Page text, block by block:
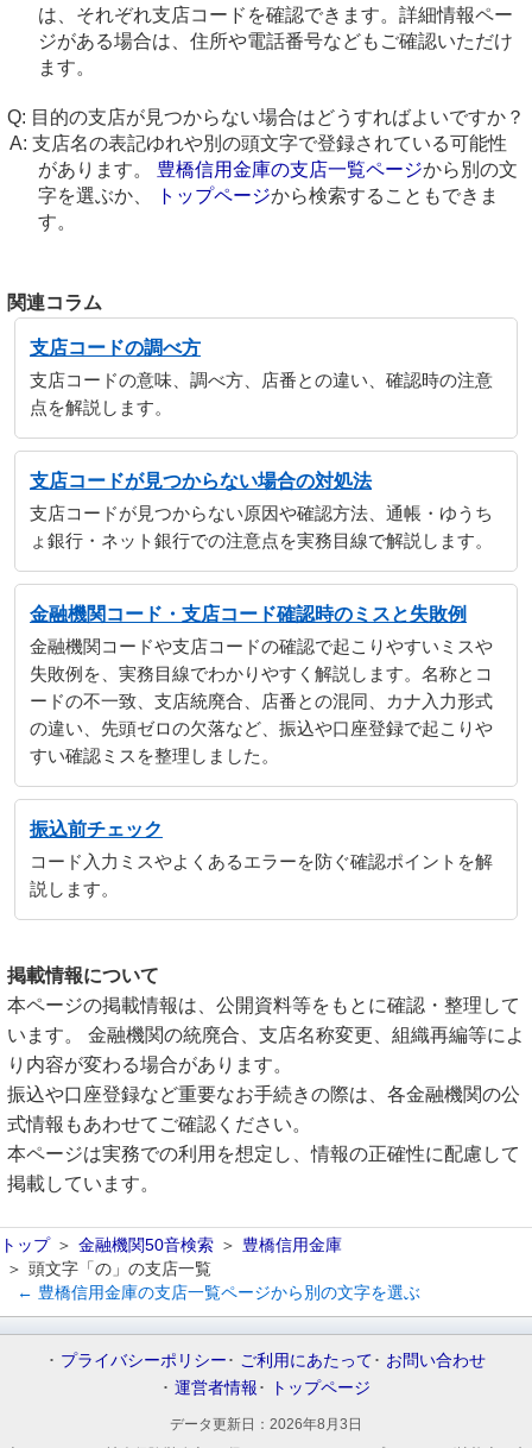
は、それぞれ支店コードを確認できます。詳細情報ペー
ジがある場合は、住所や電話番号などもご確認いただけ
ます。
目的の支店が見つからない場合はどうすればよいですか？
支店名の表記ゆれや別の頭文字で登録されている可能性
があります。 豊橋信用金庫の支店一覧ページから別の文
字を選ぶか、
トップページから検索することもできま
す。
関連コラム
支店コードの調べ方
支店コードの意味、調べ方、店番との違い、確認時の注意
点を解説します。
支店コードが見つからない場合の対処法
支店コードが見つからない原因や確認方法、通帳・ゆうち
ょ銀行・ネット銀行での注意点を実務目線で解説します。
金融機関コード・支店コード確認時のミスと失敗例
金融機関コードや支店コードの確認で起こりやすいミスや
失敗例を、実務目線でわかりやすく解説します。名称とコ
ードの不一致、支店統廃合、店番との混同、カナ入力形式
の違い、先頭ゼロの欠落など、振込や口座登録で起こりや
すい確認ミスを整理しました。
振込前チェック
コード入力ミスやよくあるエラーを防ぐ確認ポイントを解
説します。
掲載情報について
本ページの掲載情報は、公開資料等をもとに確認・整理して
います。 金融機関の統廃合、支店名称変更、組織再編等によ
り内容が変わる場合があります。
振込や口座登録など重要なお手続きの際は、各金融機関の公
式情報もあわせてご確認ください。
本ページは実務での利用を想定し、情報の正確性に配慮して
掲載しています。
トップ 金融機関50音検索
豊橋信用金庫
頭文字「の」の支店一覧
← 豊橋信用金庫の支店一覧ページから別の文字を選ぶ
プライバシーポリシー ご利用にあたって
お問い合わせ
運営者情報
トップページ
データ更新日： 2026年8月3日